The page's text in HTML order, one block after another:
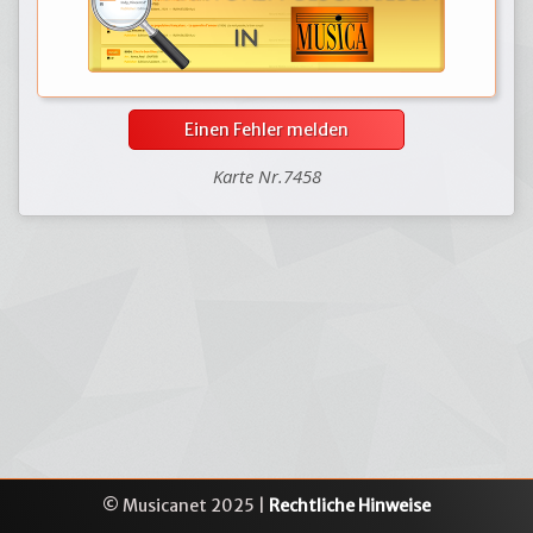
Einen Fehler melden
Karte Nr.7458
© Musicanet 2025 | Rechtliche Hinweise